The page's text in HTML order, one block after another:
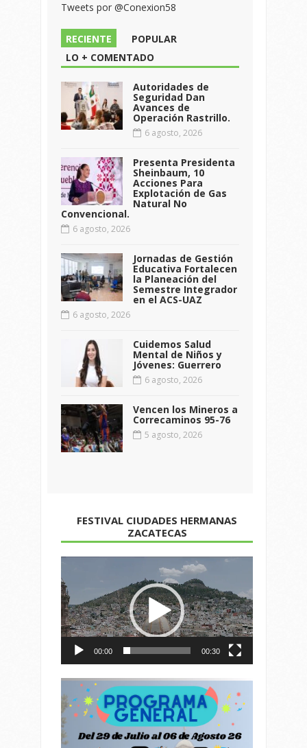
Tweets por @Conexion58
RECIENTE
POPULAR
LO + COMENTADO
Autoridades de
Seguridad Dan
Avances de
Operación Rastrillo.
6 agosto, 2026
Presenta Presidenta
Sheinbaum, 10
Acciones Para
Explotación de Gas
Natural No
Convencional.
6 agosto, 2026
Jornadas de Gestión
Educativa Fortalecen
la Planeación del
Semestre Integrador
en el ACS-UAZ
6 agosto, 2026
Cuidemos Salud
Mental de Niños y
Jóvenes: Guerrero
6 agosto, 2026
Vencen los Mineros a
Correcaminos 95-76
5 agosto, 2026
FESTIVAL CIUDADES HERMANAS
ZACATECAS
de
vídeo
00:00 00:30